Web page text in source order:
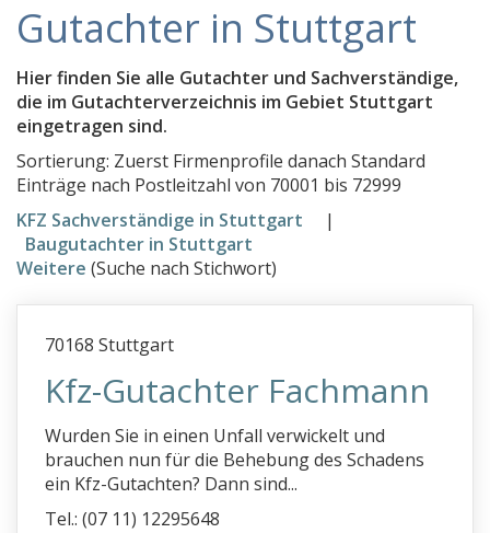
PLZ Gebiet 8
PLZ Gebiet 9
Gutachter in Österreich
Stichwortverzeichnis
KFZ-Sachverständige
Baugutachter
Immobilienbewertung
Gutachter in Stuttgart
Hier finden Sie alle Gutachter und Sachverständige,
die im Gutachterverzeichnis im Gebiet Stuttgart
eingetragen sind.
Sortierung: Zuerst Firmenprofile danach Standard
Einträge nach Postleitzahl von 70001 bis 72999
KFZ Sachverständige in Stuttgart |
Baugutachter in Stuttgart
Weitere (Suche nach Stichwort)
70168 Stuttgart
Kfz-Gutachter Fachmann
Wurden Sie in einen Unfall verwickelt und
brauchen nun für die Behebung des Schadens
ein Kfz-Gutachten? Dann sind...
Tel.: (07 11) 12295648